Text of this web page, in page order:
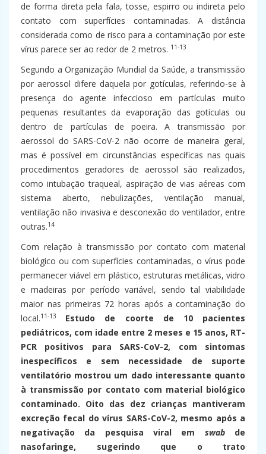
de forma direta pela fala, tosse, espirro ou indireta pelo
contato com superfícies contaminadas. A distância
considerada como de risco para a contaminação por este
vírus parece ser ao redor de 2 metros. 11-13
Segundo a Organização Mundial da Saúde, a transmissão
por aerossol difere daquela por gotículas, referindo-se à
presença do agente infeccioso em partículas muito
pequenas resultantes da evaporação das gotículas ou
dentro de partículas de poeira. A transmissão por
aerossol do SARS-CoV-2 não ocorre de maneira geral,
mas é possível em circunstâncias específicas nas quais
procedimentos geradores de aerossol são realizados,
como intubação traqueal, aspiração de vias aéreas com
sistema aberto, nebulizações, ventilação manual,
ventilação não invasiva e desconexão do ventilador, entre
outras.14
Com relação à transmissão por contato com material
biológico ou com superfícies contaminadas, o vírus pode
permanecer viável em plástico, estruturas metálicas, vidro
e madeiras por período variável, sendo tal viabilidade
maior nas primeiras 72 horas após a contaminação do
local.11-13 Estudo de coorte de 10 pacientes
pediátricos, com idade entre 2 meses e 15 anos, RT-
PCR positivos para SARS-CoV-2, com sintomas
inespecíficos e sem necessidade de suporte
ventilatório mostrou um dado interessante quanto
à transmissão por contato com material biológico
contaminado. Oito das dez crianças mantiveram
excreção fecal do vírus SARS-CoV-2, mesmo após a
negativação da pesquisa viral em swabde
nasofaringe, sugerindo que o trato